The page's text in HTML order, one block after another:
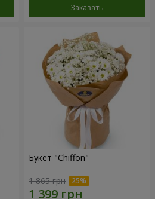
Заказать
Букет "Chiffon"
1 865 грн